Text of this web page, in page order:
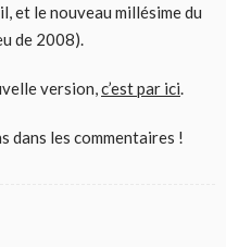
et le nouveau millésime du
de 2008).
version,c’est par ici.
dans les commentaires !